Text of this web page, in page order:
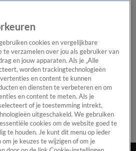
Het beste van Hart
Tip de
WeerTip de redactiePanelVideo's
cookies en vergelijkbare
te verzamelen over jou als gebruiker van
en jouw apparaten. Als je „Alle
worden trackingtechnologieën
en content te kunnen
en diensten te verbeteren en om
en content te meten. Als je
of je toestemming intrekt,
uitgeschakeld. We gebruiken
cookies om de website goed te
te houden. Je kunt dit menu op ieder
je keuzes te wijzigen of om je